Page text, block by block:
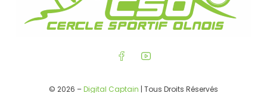
© 2026 –Digital Captain | Tous Droits Réservés